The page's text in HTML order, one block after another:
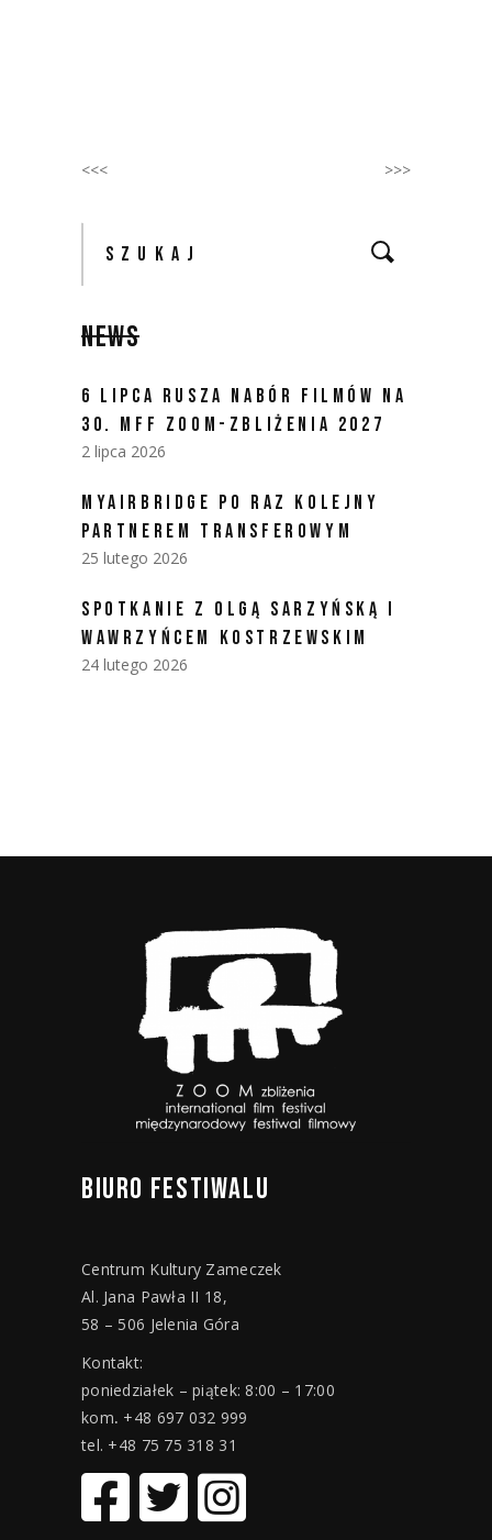
<<< >>>
NEWS
6 LIPCA RUSZA NABÓR FILMÓW NA
30. MFF ZOOM-ZBLIŻENIA 2027
2 lipca 2026
MYAIRBRIDGE PO RAZ KOLEJNY
PARTNEREM TRANSFEROWYM
25 lutego 2026
SPOTKANIE Z OLGĄ SARZYŃSKĄ I
WAWRZYŃCEM KOSTRZEWSKIM
24 lutego 2026
BIURO FESTIWALU
Centrum Kultury Zameczek
Al. Jana Pawła II 18,
58 – 506 Jelenia Góra
Kontakt:
poniedziałek – piątek: 8:00 – 17:00
kom. +48 697 032 999
tel. +48 75 75 318 31